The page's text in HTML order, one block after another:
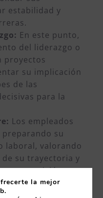
estabilidad y
En este punto,
del liderazgo o
proyectos
su implicación
de las
para la
Los empleados
su
laboral, valorando
su trayectoria y
transición
la mejor